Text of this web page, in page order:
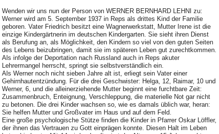
Wenden wir uns nun der Person von WERNER BERNHARD LEHNI zu:
Werner wird am 5. September 1937 in Reps als drittes Kind der Familie
geboren. Vater Friedrich besitzt eine Wagnerwerkstatt, Mutter Irene ist die
einzige Kindergärtnerin im deutschen Kindergarten. Sie sieht ihren Dienst
als Berufung an, als Möglichkeit, den Kindern so viel von den guten Seiten
des Lebens beizubringen, damit sie im späteren Leben gut zurechtkommen.
Als infolge der Deportation nach Russland auch in Reps akuter
Lehrermangel herrscht, springt sie selbstverständlich ein.
Als Werner noch nicht sieben Jahre alt ist, erliegt sein Vater einer
Gehirnhautentzündung. Für die drei Geschwister: Helga, 12, Raimar, 10 und
Werner, 6, und die alleinerziehende Mutter beginnt eine furchtbare Zeit:
Zusammenbruch, Enteignung, Verschleppung, die materielle Not gar nicht
zu betonen. Die drei Kinder wachsen so, wie es damals üblich war, heran:
Sie helfen Mutter und Großvater im Haus und auf dem Feld.
Eine große psychologische Stütze finden die Kinder in Pfarrer Oskar Löffler,
der ihnen das Vertrauen zu Gott einprägen konnte. Diesen Halt im Leben